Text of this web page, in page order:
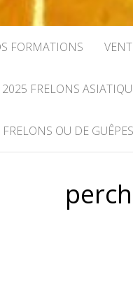
FORMATIONS
2025 FRELONS
OU DE GUÊPES